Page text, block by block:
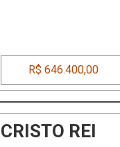
R$ 646.400,00
CRISTO REI